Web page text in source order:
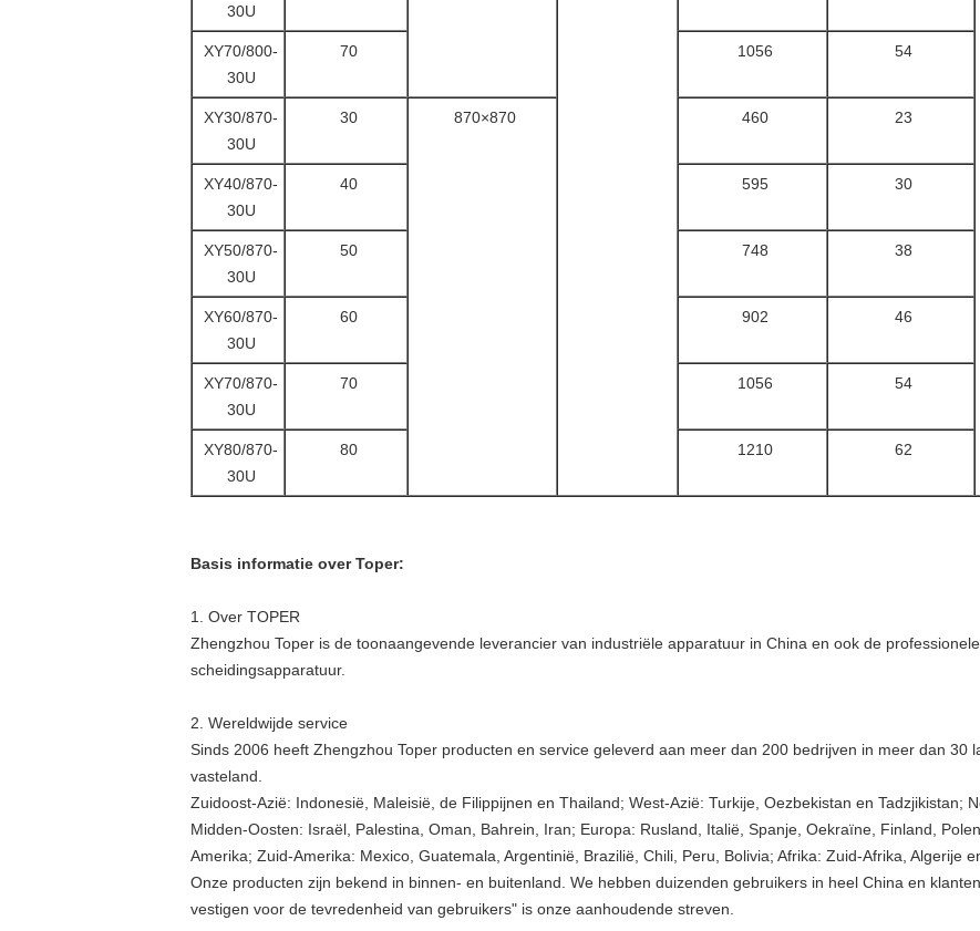
30U
XY70/800-
30U
70 1056 54
XY30/870-
30U
30 870×870 460 23
XY40/870-
30U
40 595 30
XY50/870-
30U
50 748 38
XY60/870-
30U
60 902 46
XY70/870-
30U
70 1056 54
XY80/870-
30U
80 1210 62
Basis informatie over Toper:
1. Over TOPER
Zhengzhou Toper is de toonaangevende leverancier van industriële apparatuur in China en ook de
scheidingsapparatuur.
2. Wereldwijde service
Sinds 2006 heeft Zhengzhou Toper producten en service geleverd aan meer dan 200 bedrijven in meer dan 30
vasteland.
Zuidoost-Azië: Indonesië, Maleisië, de Filippijnen en Thailand; West-Azië: Turkije, Oezbekistan en Tadzjikistan;
Midden-Oosten: Israël, Palestina, Oman, Bahrein, Iran; Europa: Rusland, Italië, Spanje, Oekraïne, Finland,
Amerika; Zuid-Amerika: Mexico, Guatemala, Argentinië, Brazilië, Chili, Peru, Bolivia; Afrika: Zuid-Afrika, Algerije
Onze producten zijn bekend in binnen- en buitenland. We hebben duizenden gebruikers in heel China en
vestigen voor de tevredenheid van gebruikers" is onze aanhoudende streven.